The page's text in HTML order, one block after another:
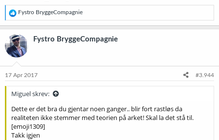
R
e
a
k
s
j
o
e
Fystro BryggeCompagnie
Fystro BryggeCompagnie
17 Apr 2017 #3.944
Miguel skrev:
Dette er det bra du gjentar noen ganger.. blir fort rastløs da
realiteten ikke stemmer med teorien på arket! Skal la det stå til.
[emoji1309]
Takk igjen